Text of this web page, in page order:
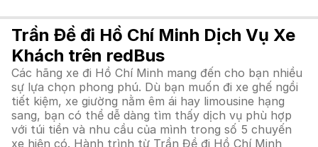
Trần Đề đi Hồ Chí Minh Dịch Vụ Xe
Khách trên redBus
Các hãng xe đi Hồ Chí Minh mang đến cho bạn nhiều
sự lựa chọn phong phú. Dù bạn muốn đi xe ghế ngồi
tiết kiệm, xe giường nằm êm ái hay limousine hạng
sang, bạn có thể dễ dàng tìm thấy dịch vụ phù hợp
với túi tiền và nhu cầu của mình trong số 5 chuyến
xe hiện có. Hành trình từ Trần Đề đi Hồ Chí Minh